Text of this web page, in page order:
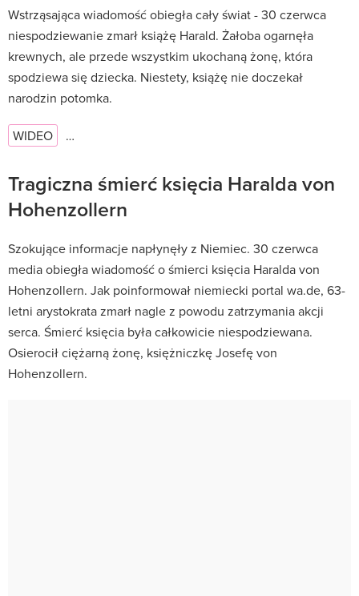
Wstrząsająca wiadomość obiegła cały świat - 30 czerwca
niespodziewanie zmarł książę Harald. Żałoba ogarnęła
krewnych, ale przede wszystkim ukochaną żonę, która
spodziewa się dziecka. Niestety, książę nie doczekał
narodzin potomka.
WIDEO …
Tragiczna śmierć księcia Haralda von
Hohenzollern
Szokujące informacje napłynęły z Niemiec. 30 czerwca
media obiegła wiadomość o śmierci księcia Haralda von
Hohenzollern. Jak poinformował niemiecki portal wa.de, 63-
letni arystokrata zmarł nagle z powodu zatrzymania akcji
serca. Śmierć księcia była całkowicie niespodziewana.
Osierocił ciężarną żonę, księżniczkę Josefę von
Hohenzollern.